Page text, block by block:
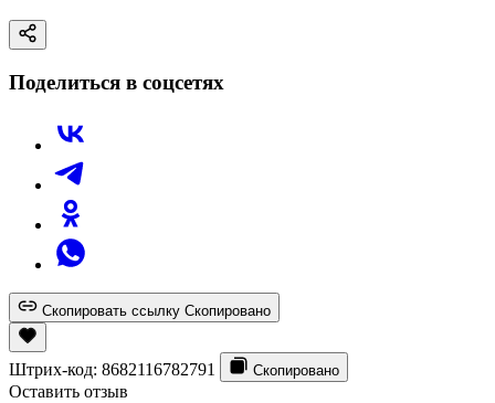
Поделиться в соцсетях
Скопировать ссылку Скопировано
Штрих-код: 8682116782791 Скопировано
Оставить отзыв